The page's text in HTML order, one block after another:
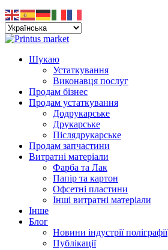
Шукаю
Устаткування
Виконавця послуг
Продам бізнес
Продам устаткування
Додрукарське
Друкарське
Післядрукарське
Продам запчастини
Витратні матеріали
Фарба та Лак
Папір та картон
Офсетні пластини
Інші витратні матеріали
Інше
Блог
Новини індустрії поліграфії
Публікації